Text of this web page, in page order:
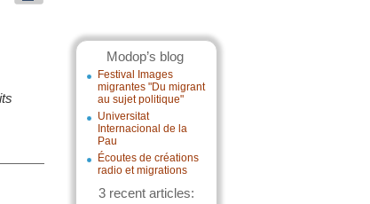
Modop’s blog
Festival Images
migrantes "Du migrant
au sujet politique"
Universitat
Internacional de la
Pau
Écoutes de créations
radio et migrations
3 recent articles: